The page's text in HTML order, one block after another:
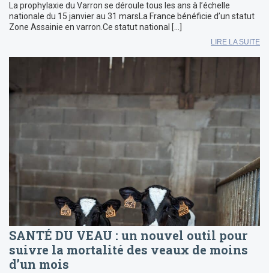
La prophylaxie du Varron se déroule tous les ans à l’échelle
nationale du 15 janvier au 31 marsLa France bénéficie d’un statut
Zone Assainie en varron.Ce statut national […]
LIRE LA SUITE
SANTÉ DU VEAU : un nouvel outil pour
suivre la mortalité des veaux de moins
d’un mois